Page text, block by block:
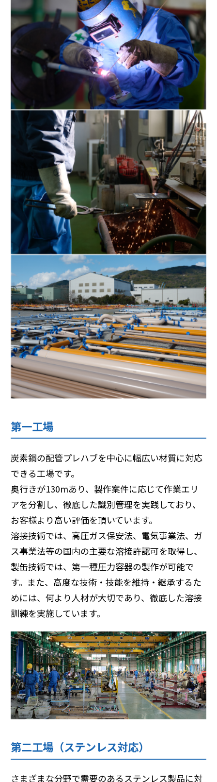
第一工場
炭素鋼の配管プレハブを中心に幅広い材質に対応
できる工場です。
奥行きが130mあり、製作案件に応じて作業エリ
アを分割し、徹底した識別管理を実践しており、
お客様より高い評価を頂いています。
溶接技術では、高圧ガス保安法、電気事業法、ガ
ス事業法等の国内の主要な溶接許認可を取得し、
製缶技術では、第一種圧力容器の製作が可能で
す。また、高度な技術・技能を維持・継承するた
めには、何より人材が大切であり、徹底した溶接
訓練を実施しています。
第二工場（ステンレス対応）
さまざまな分野で需要のあるステンレス製品に対